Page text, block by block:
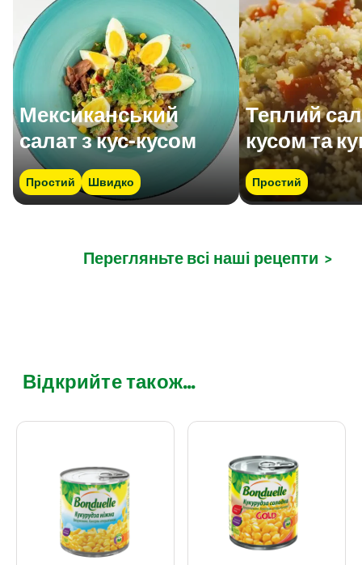
Мексиканський
салат з кус-кусом
Простий Швидко
Теплий
кусом та
Простий
Перегляньте всі наші рецепти >
Відкрийте також...